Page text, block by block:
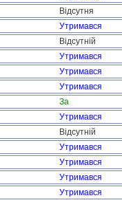
Відсутня
Утримався
Відсутній
Утримався
Утримався
Утримався
За
Утримався
Відсутній
Утримався
Утримався
Утримався
Утримався